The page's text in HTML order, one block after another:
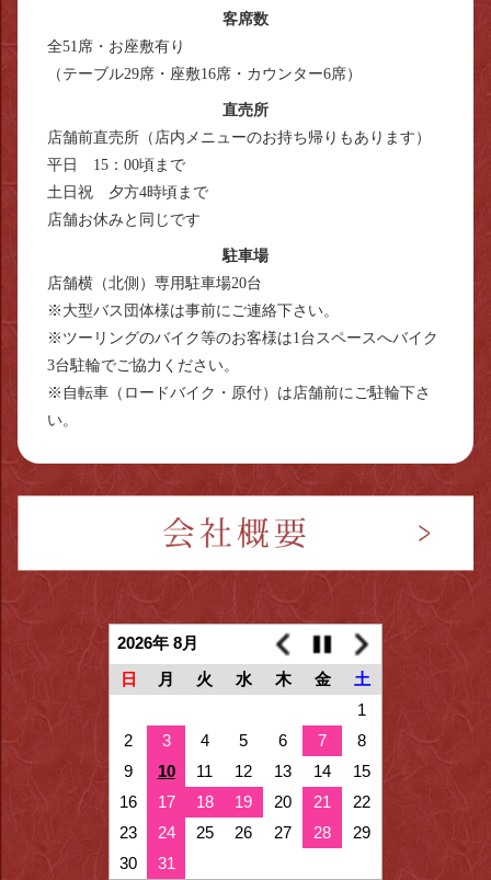
客席数
全51席・お座敷有り
（テーブル29席・座敷16席・カウンター6席）
直売所
店舗前直売所（店内メニューのお持ち帰りもあります）
平日 15：00頃まで
土日祝 夕方4時頃まで
店舗お休みと同じです
駐車場
店舗横（北側）専用駐車場20台
※大型バス団体様は事前にご連絡下さい。
※ツーリングのバイク等のお客様は1台スペースへバイク
3台駐輪でご協力ください。
※自転車（ロードバイク・原付）は店舗前にご駐輪下さ
い。
2026年 8月
日
月 火 水 木 金
土
1
2
3 4 5 6 7
8
9
10 11 12 13 14
15
16
17 18 19 20 21
22
23
24 25 26 27 28
29
30
31